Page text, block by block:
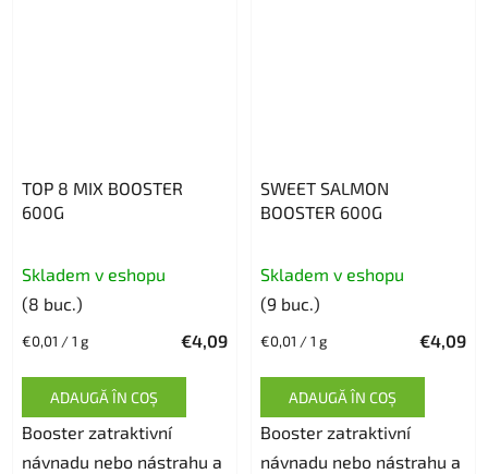
TOP 8 MIX BOOSTER
600G
medie
produsului
este
5,0
din
5
Skladem v eshopu
(8 buc.)
€4,09
Evaluare
€0,01 / 1 g
ADAUGĂ ÎN COŞ
Booster zatraktivní
návnadu nebo nástrahu a
SWEET SALMON
BOOSTER 600G
Skladem v eshopu
(9 buc.)
€4,09
Evaluare
€0,01 / 1 g
ADAUGĂ ÎN COŞ
Booster zatraktivní
návnadu nebo nástrahu a